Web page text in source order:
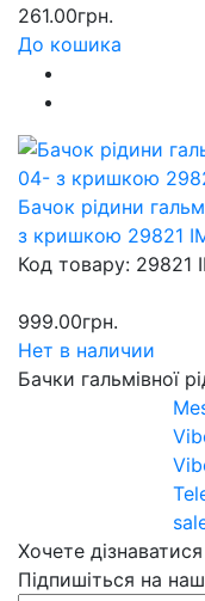
261.00грн.
До кошика
Бачок рідини
з кришкою 29821
Код товару: 29821
999.00грн.
Нет в наличии
Бачки гальмівної
Хочете
Підпишіться на